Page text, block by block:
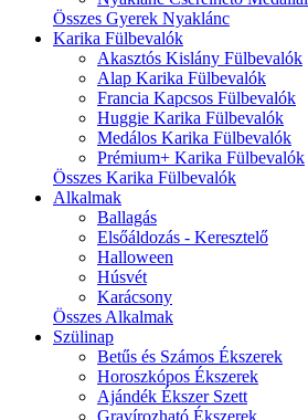
Összes Gyerek Nyaklánc
Karika Fülbevalók
Akasztós Kislány Fülbevalók
Alap Karika Fülbevalók
Francia Kapcsos Fülbevalók
Huggie Karika Fülbevalók
Medálos Karika Fülbevalók
Prémium+ Karika Fülbevalók
Összes Karika Fülbevalók
Alkalmak
Ballagás
Elsőáldozás - Keresztelő
Halloween
Húsvét
Karácsony
Összes Alkalmak
Szülinap
Betűs és Számos Ékszerek
Horoszkópos Ékszerek
Ajándék Ékszer Szett
Gravírozható Ékszerek